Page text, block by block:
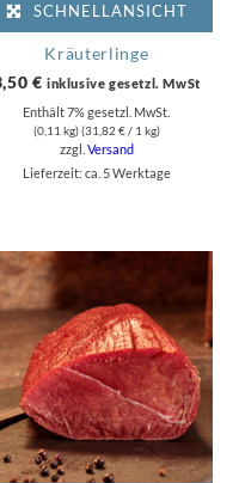
SCHNELLANSICHT
Kräuterlinge
€ inklusive gesetzl. MwSt
Enthält 7% gesetzl. MwSt.
(0,11 kg) (31,82 €/ 1 kg)
zzgl. Versand
Lieferzeit: ca. 5 Werktage